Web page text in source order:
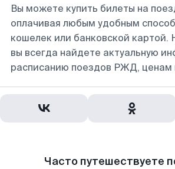
Вы можете купить билеты на
оплачивая любым удобным
кошелек или банковской картой.
вы всегда найдете актуальную
расписанию поездов РЖД, ценам
Часто путешествуете